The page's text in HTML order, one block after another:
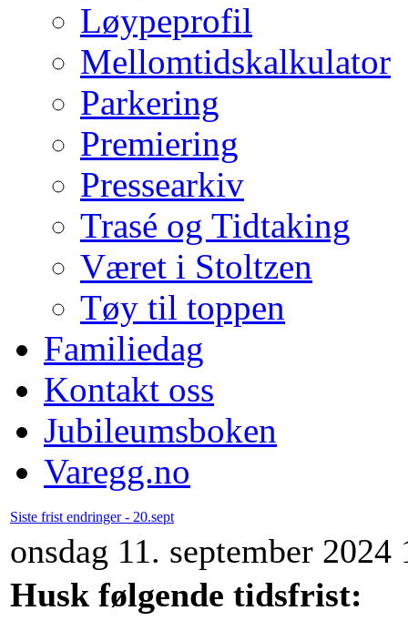
Løypeprofil
Mellomtidskalkulator
Parkering
Premiering
Pressearkiv
Trasé og Tidtaking
Været i Stoltzen
Tøy til toppen
Familiedag
Kontakt oss
Jubileumsboken
Varegg.no
Siste frist endringer - 20.sept
onsdag 11. september 2024
Husk følgende tidsfrist: